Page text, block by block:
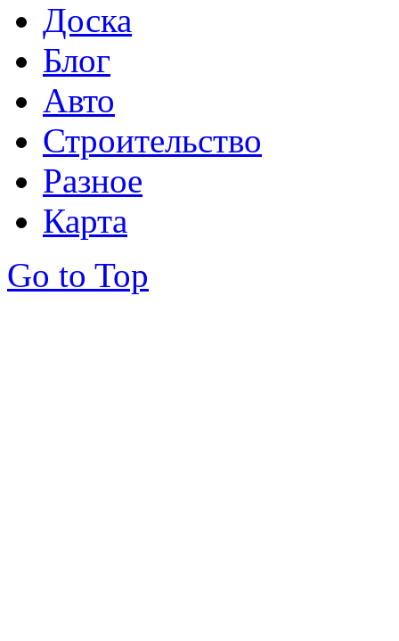
Доска
Блог
Авто
Строительство
Разное
Карта
Go to Top